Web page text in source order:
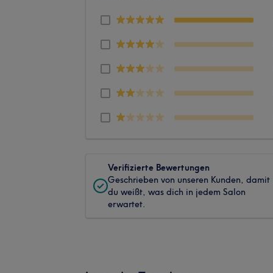
Verifizierte Bewertungen
Geschrieben von unseren Kunden, damit
du weißt, was dich in jedem Salon
erwartet.